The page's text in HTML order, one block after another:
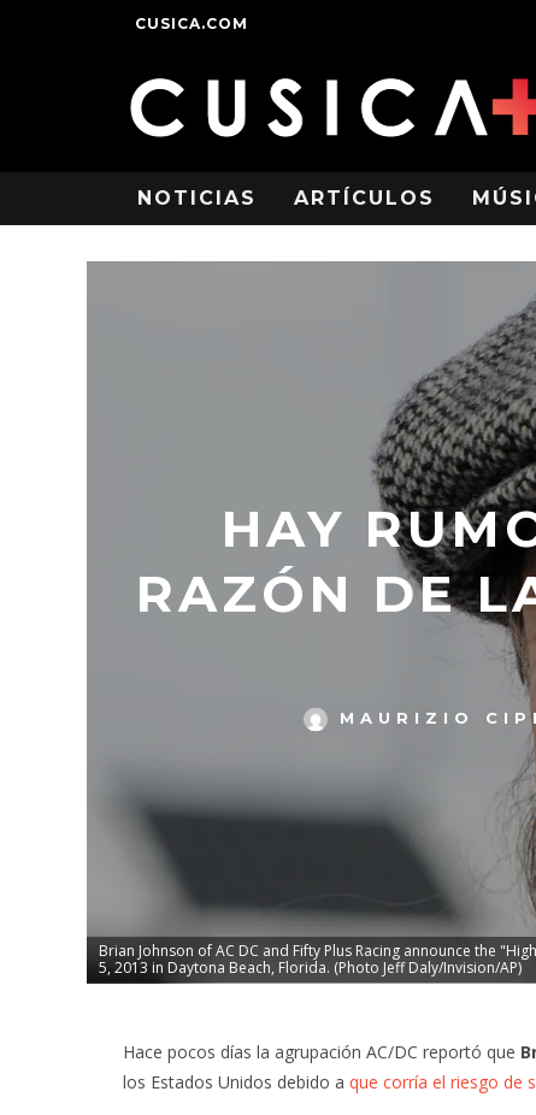
CUSICA.COM
NOTICIAS ARTÍCULOS
HAY
RAZÓN DE
MAURIZIO
Brian Johnson of AC DC and Fifty Plus Racing announce the
5, 2013 in Daytona Beach, Florida. (Photo Jeff Daly/Invision/AP)
Hace pocos días la agrupación AC/DC reportó que
los Estados Unidos debido a que corría el riesgo de